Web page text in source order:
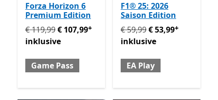
Forza Horizon 6
Premium Edition
Ursprünglich € 119,99 jetzt € 107,99 inklusive Game
€ 119,99€ 107,99+
inklusive
Game Pass
F1® 25: 2026
Saison Edition
Ursprünglich € 59,99 jetzt
€ 59,99€ 53,99+
inklusive
EA Play